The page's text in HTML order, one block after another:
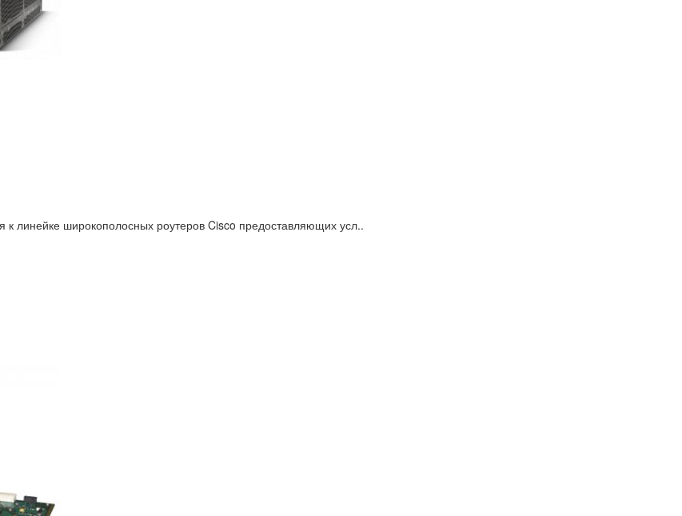
линейке широкополосных роутеров Cisco предоставляющих усл..